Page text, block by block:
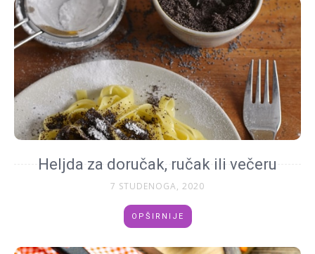
Heljda za doručak, ručak ili večeru
7 STUDENOGA, 2020
OPŠIRNIJE